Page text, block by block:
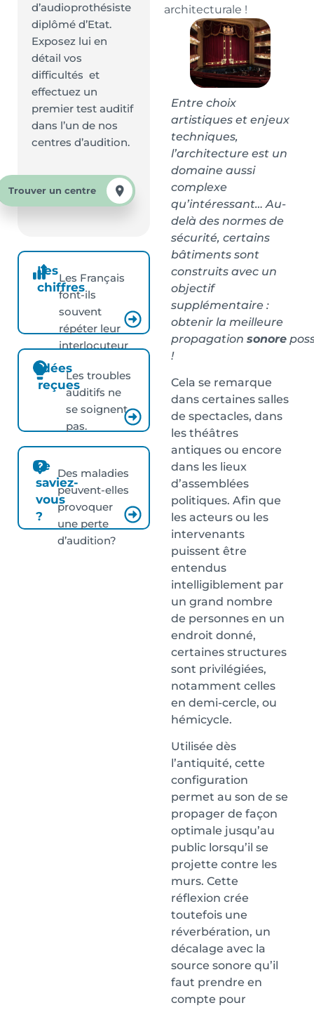
d’audioprothésiste
diplômé d’Etat.
Exposez lui en
détail vos
difficultés et
effectuez un
premier test auditif
dans l’un de nos
centres d’audition.
Trouver un centre
Les
chiffres
Les Français
font-ils
souvent
répéter leur
interlocuteur
?
Idées
reçues
Les troubles
auditifs ne
se soignent
pas.
Le
saviez-
vous
?
Des maladies
peuvent-elles
provoquer
une perte
d’audition?
architecturale !
Entre choix
artistiques et enjeux
techniques,
l’architecture est un
domaine aussi
complexe
qu’intéressant… Au-
delà des normes de
sécurité, certains
bâtiments sont
construits avec un
objectif
supplémentaire :
obtenir la meilleure
propagation sonore
!
Cela se remarque
dans certaines salles
de spectacles, dans
les théâtres
antiques ou encore
dans les lieux
d’assemblées
politiques. Afin que
les acteurs ou les
intervenants
puissent être
entendus
intelligiblement par
un grand nombre
de personnes en un
endroit donné,
certaines structures
sont privilégiées,
notamment celles
en demi-cercle, ou
hémicycle.
Utilisée dès
l’antiquité, cette
configuration
permet au son de se
propager de façon
optimale jusqu’au
public lorsqu’il se
projette contre les
murs. Cette
réflexion crée
toutefois une
réverbération, un
décalage avec la
source sonore qu’il
faut prendre en
compte pour